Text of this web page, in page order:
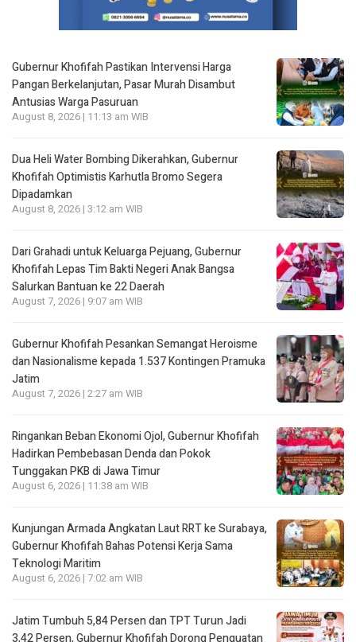
Gubernur Khofifah Pastikan Intervensi Harga
Pangan Berkelanjutan, Pasar Murah Disambut
Antusias Warga Pasuruan
August 8, 2026 | 11:13 am WIB
Dua Heli Water Bombing Dikerahkan, Gubernur
Khofifah Optimistis Karhutla Bromo Segera
Dipadamkan
August 8, 2026 | 3:12 am WIB
Dari Grahadi untuk Keluarga Pejuang, Gubernur
Khofifah Lepas Tim Bakti Negeri Anak Bangsa
Salurkan Bantuan ke 22 Daerah
August 7, 2026 | 9:07 am WIB
Gubernur Khofifah Pesankan Semangat Heroisme
dan Nasionalisme kepada 1.537 Kontingen Pramuka
Jatim
August 7, 2026 | 2:27 am WIB
Ringankan Beban Ekonomi Ojol, Gubernur Khofifah
Hadirkan Pembebasan Denda dan Pokok
Tunggakan PKB di Jawa Timur
August 6, 2026 | 11:38 am WIB
Kunjungan Armada Angkatan Laut RRT ke Surabaya,
Gubernur Khofifah Bahas Potensi Kerja Sama
Teknologi Maritim
August 6, 2026 | 7:02 am WIB
Jatim Tumbuh 5,84 Persen dan TPT Turun Jadi
3,42 Persen, Gubernur Khofifah Dorong Penguatan